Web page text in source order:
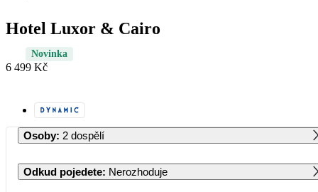
Hotel Luxor & Cairo
Novinka
6 499 Kč
Osoby: 2 dospělí
Odkud pojedete: Nerozhoduje